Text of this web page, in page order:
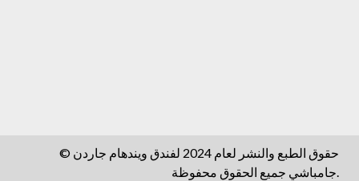
© حقوق الطبع والنشر لعام 2024 لفندق ويندهام جاردن